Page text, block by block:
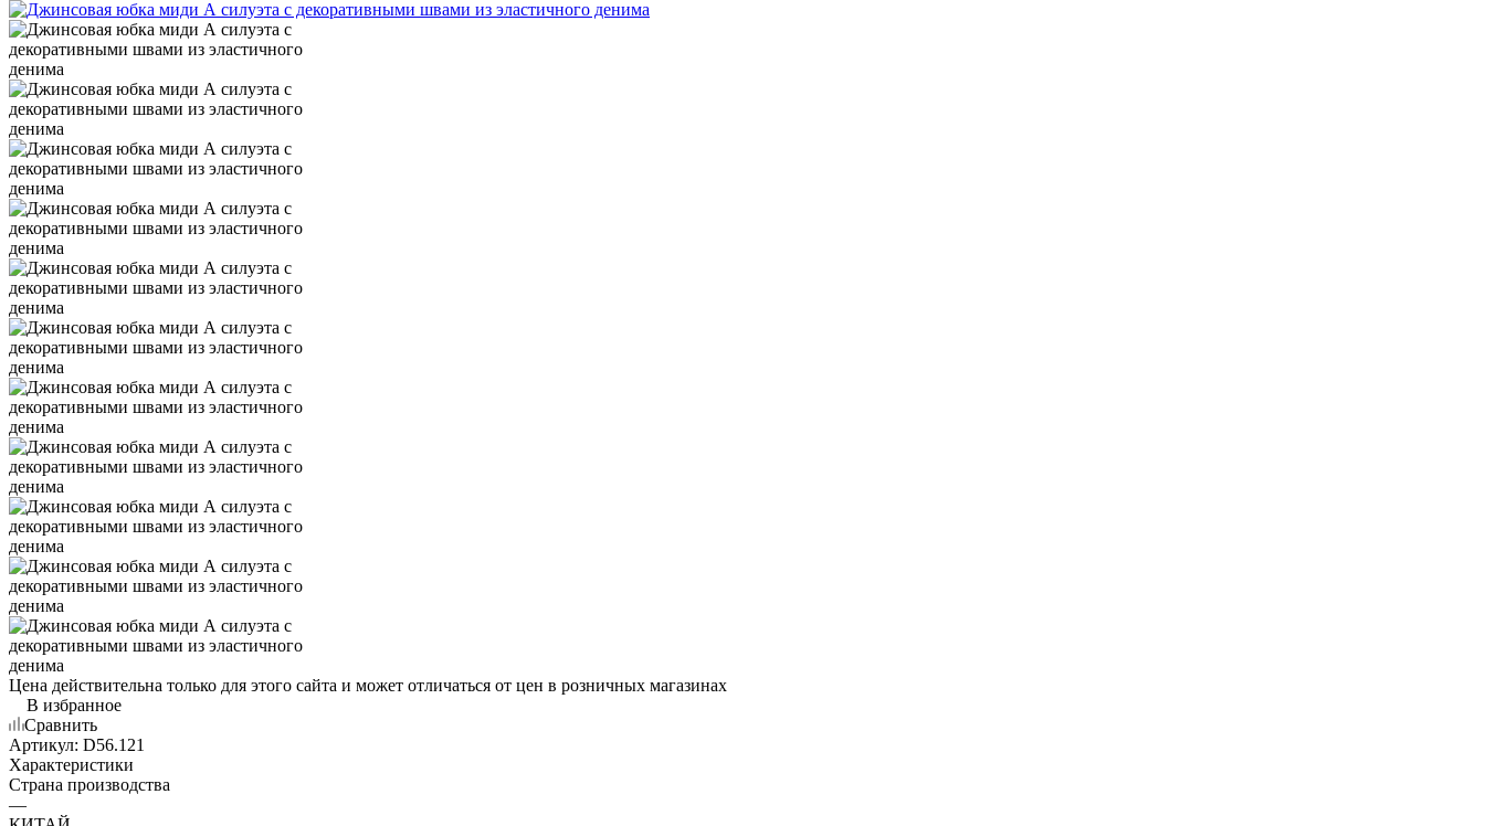
Цена действительна только для этого сайта и может отличаться от цен в розничных магазинах
В избранное
Сравнить
Артикул: D56.121
Характеристики
Страна производства
—